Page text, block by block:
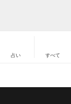
占い すべて